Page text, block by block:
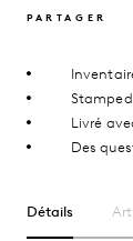
PARTAGER
Livré
Des
Détails